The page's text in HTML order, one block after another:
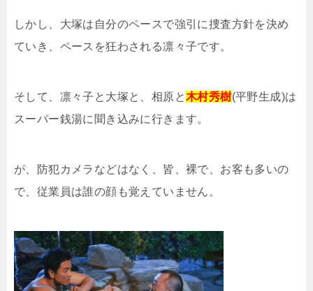
しかし、大塚は自分のペースで強引に捜査方針を決め
ていき、ペースを狂わされる凛々子です。
そして、凛々子と大塚と、相原と木村秀樹(平野生成)は
スーパー銭湯に聞き込みに行きます。
が、防犯カメラなどはなく、皆、裸で、お客も多いの
で、従業員は誰の顔も覚えていません。